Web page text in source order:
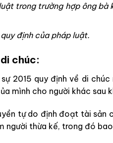
trong trường hợp ông
định của pháp luật.
chúc:
2015 quy định về di
mình cho người khác sau
tự do định đoạt tài sản
người thừa kế, trong đó